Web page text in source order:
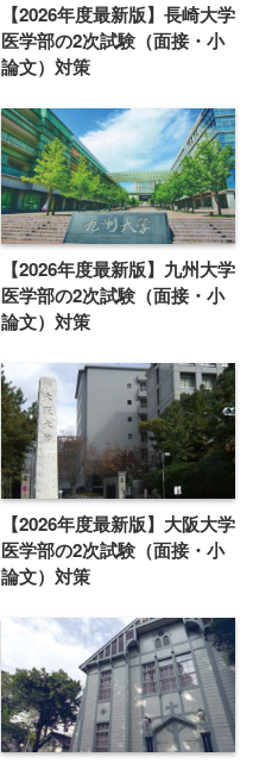
【2026年度最新版】長崎大学
医学部の2次試験（面接・小
論文）対策
【2026年度最新版】九州大学
医学部の2次試験（面接・小
論文）対策
【2026年度最新版】大阪大学
医学部の2次試験（面接・小
論文）対策